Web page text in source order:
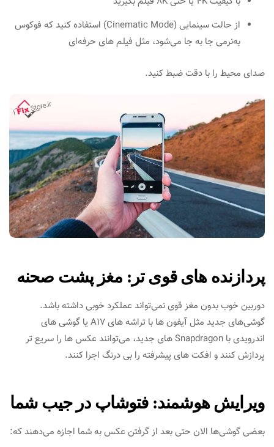
از حالت سینمایی (Cinematic Mode) استفاده کنید که فوکوس
به‌نرمی جا به‌ جا می‌شود، مثل فیلم‌ های حرفه‌ای
صدای محیط را با دقت ضبط کنید.
پردازنده‌ های قوی‌ تر: مغز پشت صحنه
دوربین خوب بدون مغز قوی نمی‌تواند عملکرد خوبی داشته باشد.
گوشی‌های جدید مثل آیفون‌ ها با تراشه‌ های A17 یا گوشی‌ های
اندرویدی با Snapdragon های جدید، می‌توانند عکس‌ ها را سریع‌ تر
پردازش کنند و افکت‌ های پیشرفته را بی‌ درنگ اجرا کنند.
ویرایش هوشمند: فتوشاپ در جیب شما
بعضی گوشی‌ها الان حتی بعد از گرفتن عکس به شما اجازه می‌دهند که: